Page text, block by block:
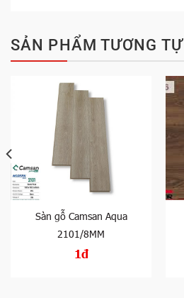
SẢN PHẨM TƯƠNG TỰ
Sàn gỗ Camsan Aqua
2101/8MM
1đ